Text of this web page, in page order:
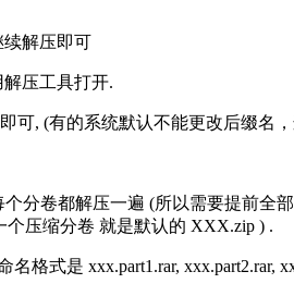
续解压即可
压工具打开.
可, (有的系统默认不能更改后缀名
分卷都解压一遍 (所以需要提前全
个压缩分卷 就是默认的 XXX.zip ) .
式是 xxx.part1.rar, xxx.part2.rar,